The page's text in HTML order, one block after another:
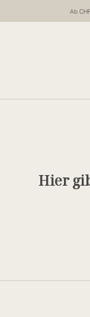
Ab
Hier